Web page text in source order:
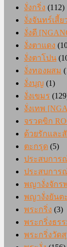
งั่งกริ่ง (112)
งั่งจันทร์เสี้ย
งั่งดี
งั่งตาแดง
งั่งตาโปน
งั่งทองผสม
งั่งบุญ (1)
งั่งเขมร
งั่งเทพ
จรวดขิก
ด้วยรักและ
ตะกรุด (5)
ประสบการ
ประสบการ
พญางั่งจักร
พญางั่งยันต
พระกริ่ง (3)
พระกริ่งธร
พระกริ่งวัด